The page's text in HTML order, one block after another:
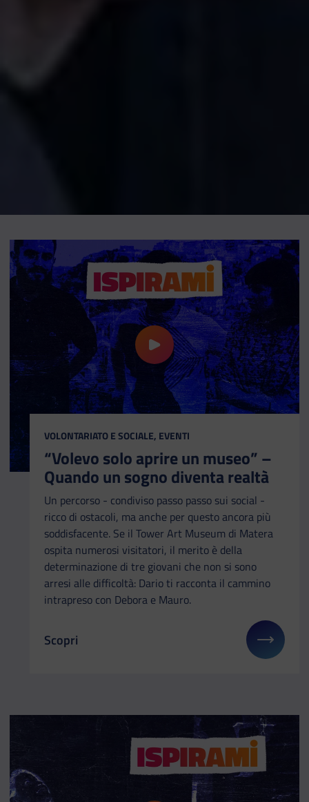
riproduci il video “Volevo solo
CATEGORIA:
VOLONTARIATO E SOCIALE, EVENTI
“Volevo solo aprire un museo” –
Quando un sogno diventa realtà
Un percorso - condiviso passo passo sui social -
ricco di ostacoli, ma anche per questo ancora più
soddisfacente. Se il Tower Art Museum di Matera
ospita numerosi visitatori, il merito è della
determinazione di tre giovani che non si sono
arresi alle difficoltà: Dario ti racconta il cammino
intrapreso con Debora e Mauro.
Il link ti porterà ad avere maggiori dettagli su:
Scopri